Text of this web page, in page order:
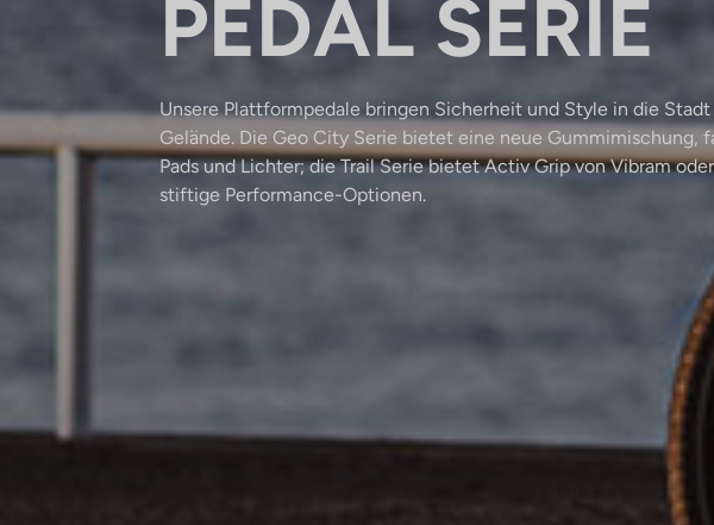
PEDAL SERIE
Unsere Plattformpedale bringen Sicherheit und Style in die Stadt
Gelände. Die Geo City Serie bietet eine neue Gummimischung,
Pads und Lichter; die Trail Serie bietet Activ Grip von Vibram
stiftige Performance-Optionen.